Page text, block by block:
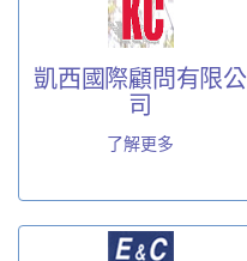
凱西國際顧問有限公
司
了解更多